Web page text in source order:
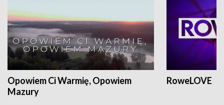
Opowiem Ci Warmię, Opowiem
Mazury
RoweLOVE